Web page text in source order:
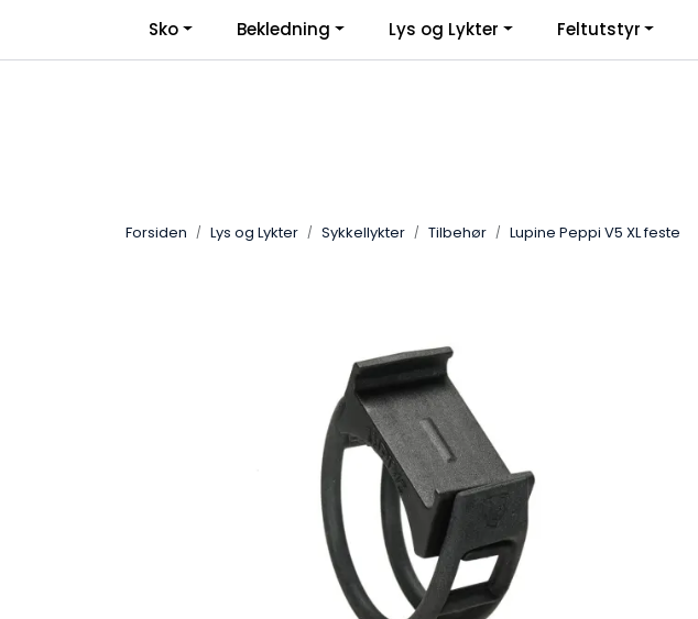
Sko Bekledning Lys og Lykter Feltutstyr
Forsiden Lys og Lykter Sykkellykter Tilbehør Lupine Peppi V5 XL feste